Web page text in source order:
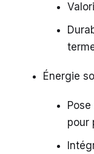
Énergie
pour